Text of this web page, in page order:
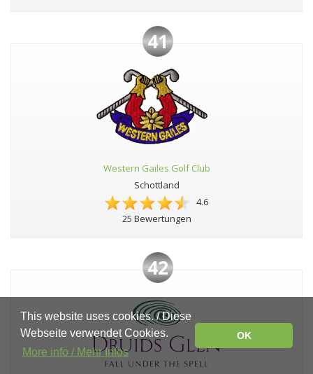
41
Western Gailes Golf Club
Schottland
4.6
25 Bewertungen
42
This website uses cookies. / Diese
Webseite verwendet Cookies.
More info / Mehr Infos
OK